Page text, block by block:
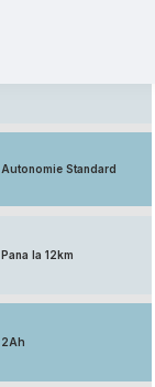
Autonomie Standard
Pana la 12km
2Ah